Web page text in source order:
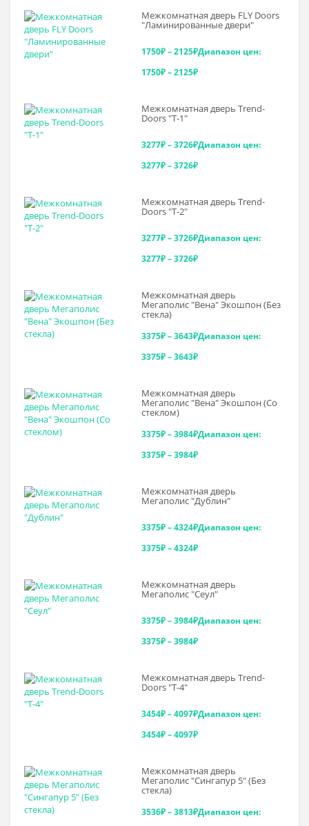
Межкомнатная дверь FLY Doors
"Ламинированные двери"
1750₽–2125₽Диапазон цен:
1750₽ – 2125₽
Межкомнатная дверь Trend-
Doоrs "Т-1"
3277₽–3726₽Диапазон цен:
3277₽ – 3726₽
Межкомнатная дверь Trend-
Doоrs "Т-2"
3277₽–3726₽Диапазон цен:
3277₽ – 3726₽
Межкомнатная дверь
Мегаполис "Вена" Экошпон (Без
стекла)
3375₽–3643₽Диапазон цен:
3375₽ – 3643₽
Межкомнатная дверь
Мегаполис "Вена" Экошпон (Со
стеклом)
3375₽–3984₽Диапазон цен:
3375₽ – 3984₽
Межкомнатная дверь
Мегаполис "Дублин"
3375₽–4324₽Диапазон цен:
3375₽ – 4324₽
Межкомнатная дверь
Мегаполис "Сеул"
3375₽–3984₽Диапазон цен:
3375₽ – 3984₽
Межкомнатная дверь Trend-
Doоrs "Т-4"
3454₽–4097₽Диапазон цен:
3454₽ – 4097₽
Межкомнатная дверь
Мегаполис "Сингапур 5" (Без
стекла)
3536₽–3813₽Диапазон цен: